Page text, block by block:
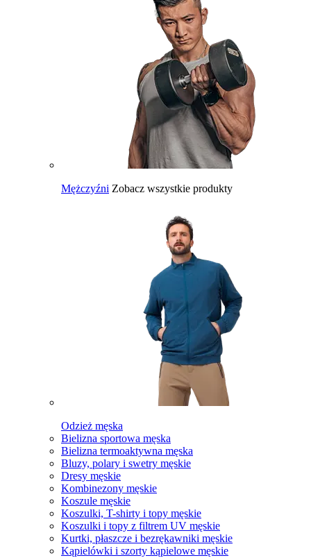
Mężczyźni Zobacz wszystkie produkty
Odzież męska
Bielizna sportowa męska
Bielizna termoaktywna męska
Bluzy, polary i swetry męskie
Dresy męskie
Kombinezony męskie
Koszule męskie
Koszulki, T-shirty i topy męskie
Koszulki i topy z filtrem UV męskie
Kurtki, płaszcze i bezrękawniki męskie
Kąpielówki i szorty kąpielowe męskie